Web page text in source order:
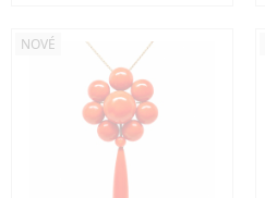
NOVÉ